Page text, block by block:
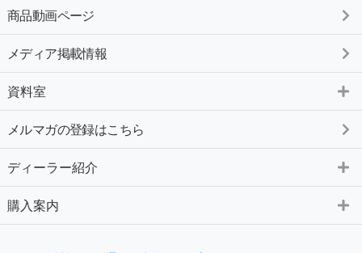
商品動画ページ
メディア掲載情報
資料室
メルマガの登録はこちら
ディーラー紹介
購入案内